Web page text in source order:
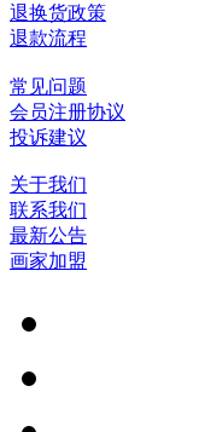
退换货政策
退款流程
常见问题
会员注册协议
投诉建议
关于我们
联系我们
最新公告
画家加盟